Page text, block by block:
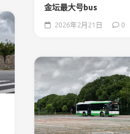
金坛最大号bus
2026年2月21日 0